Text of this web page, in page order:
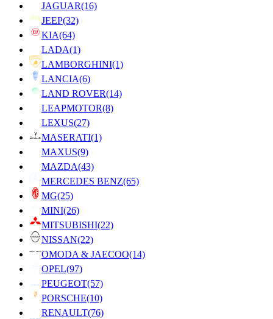
JAGUAR(16)
JEEP(32)
KIA(64)
LADA(1)
LAMBORGHINI(1)
LANCIA(6)
LAND ROVER(14)
LEAPMOTOR(8)
LEXUS(27)
MASERATI(1)
MAXUS(9)
MAZDA(43)
MERCEDES BENZ(65)
MG(25)
MINI(26)
MITSUBISHI(22)
NISSAN(22)
OMODA & JAECOO(14)
OPEL(97)
PEUGEOT(57)
PORSCHE(10)
RENAULT(76)